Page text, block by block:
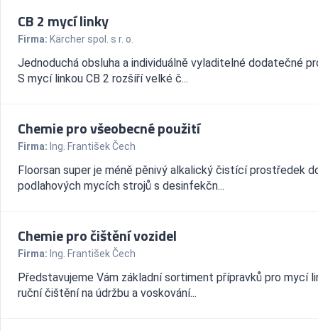
CB 2 mycí linky
Firma: Kärcher spol. s r. o.
Jednoduchá obsluha a individuálně vyladitelné dodatečné
S mycí linkou CB 2 rozšíří velké č...
Chemie pro všeobecné použití
Firma: Ing. František Čech
Floorsan super je méně pěnivý alkalický čistící prostředek
podlahových mycích strojů s desinfekčn...
Chemie pro čištění vozidel
Firma: Ing. František Čech
Představujeme Vám základní sortiment přípravků pro mycí
ruční čištění na údržbu a voskování...